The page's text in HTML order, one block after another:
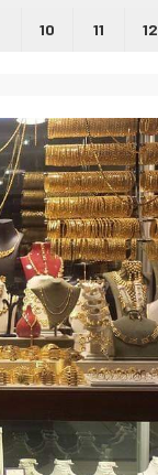
10 11 12